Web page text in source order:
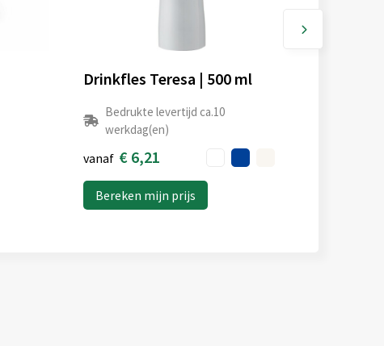
Drinkfles Teresa | 500 ml
Bedrukte levertijd ca.10
werkdag(en)
vanaf € 6,21
Bereken mijn prijs